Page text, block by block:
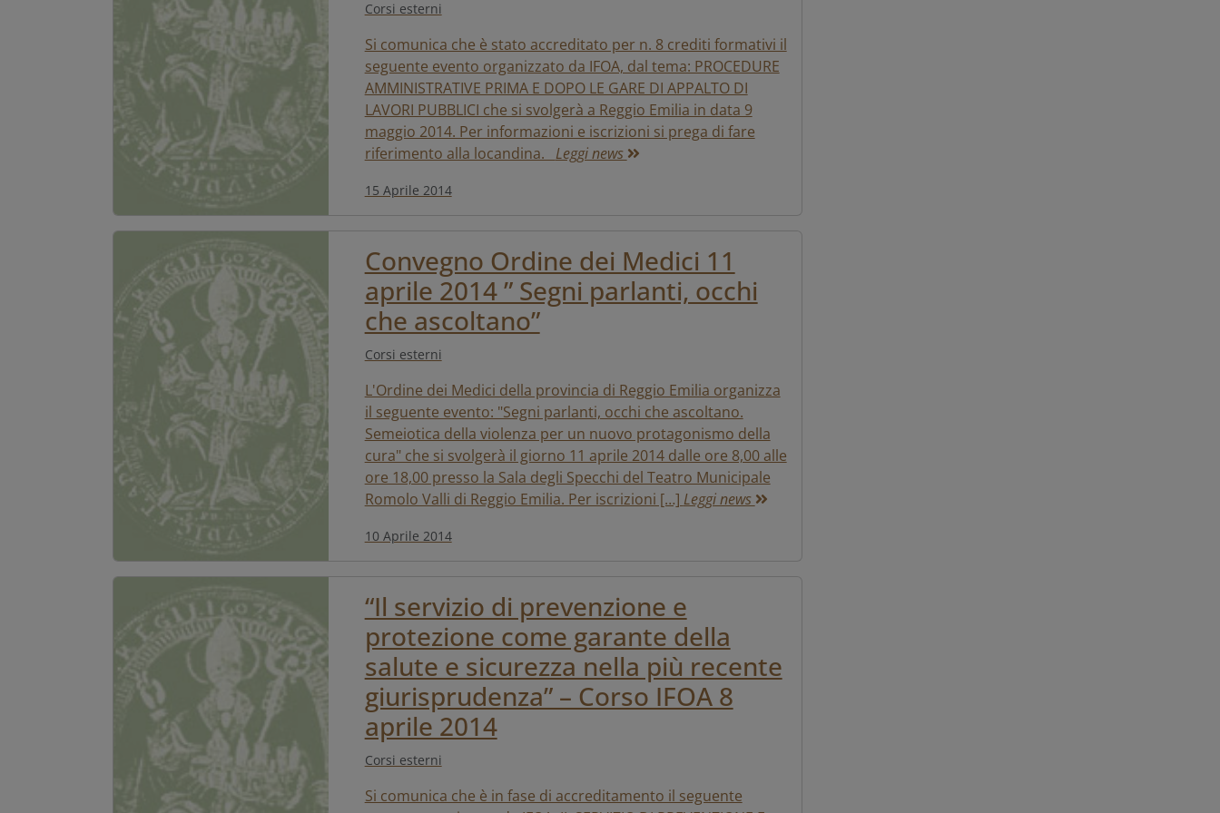
Corsi esterni
Si comunica che è stato accreditato per n. 8 crediti formativi il
seguente evento organizzato da IFOA, dal tema: PROCEDURE
AMMINISTRATIVE PRIMA E DOPO LE GARE DI APPALTO DI
LAVORI PUBBLICI che si svolgerà a Reggio Emilia in data 9
maggio 2014. Per informazioni e iscrizioni si prega di fare
riferimento alla locandina. Leggi news
15 Aprile 2014
Convegno Ordine dei Medici 11
aprile 2014 ” Segni parlanti, occhi
che ascoltano”
Corsi esterni
L'Ordine dei Medici della provincia di Reggio Emilia organizza
il seguente evento: "Segni parlanti, occhi che ascoltano.
Semeiotica della violenza per un nuovo protagonismo della
cura" che si svolgerà il giorno 11 aprile 2014 dalle ore 8,00 alle
ore 18,00 presso la Sala degli Specchi del Teatro Municipale
Romolo Valli di Reggio Emilia. Per iscrizioni […] Leggi news
10 Aprile 2014
“Il servizio di prevenzione e
protezione come garante della
salute e sicurezza nella più recente
giurisprudenza” – Corso IFOA 8
aprile 2014
Corsi esterni
Si comunica che è in fase di accreditamento il seguente